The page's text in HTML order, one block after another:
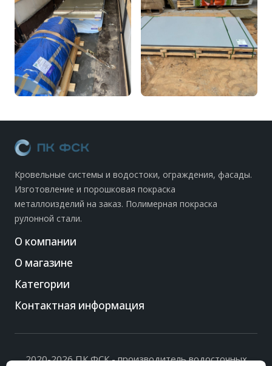
Кровельные системы и водостоки, ограждения, фасады.
Изготовление и порошковая покраска
металлоизделий на заказ. Полимерная покраска
рулонной стали.
О компании
О магазине
Категории
Контактная информация
2020-2026 ПК ФСК - производитель водосточных